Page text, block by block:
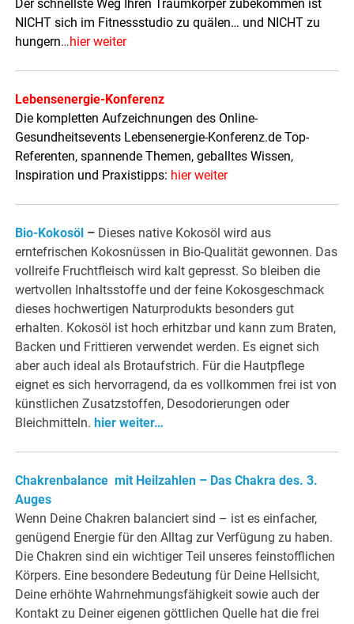
Der schnellste Weg Ihren Traumkörper zubekommen ist
NICHT sich im Fitnessstudio zu quälen… und NICHT zu
hungern…hier weiter
Lebensenergie-Konferenz
Die kompletten Aufzeichnungen des Online-
Gesundheitsevents Lebensenergie-Konferenz.de Top-
Referenten, spannende Themen, geballtes Wissen,
Inspiration und Praxistipps: hier weiter
Bio-Kokosöl – Dieses native Kokosöl wird aus
erntefrischen Kokosnüssen in Bio-Qualität gewonnen. Das
vollreife Fruchtfleisch wird kalt gepresst. So bleiben die
wertvollen Inhaltsstoffe und der feine Kokosgeschmack
dieses hochwertigen Naturprodukts besonders gut
erhalten. Kokosöl ist hoch erhitzbar und kann zum Braten,
Backen und Frittieren verwendet werden. Es eignet sich
aber auch ideal als Brotaufstrich. Für die Hautpflege
eignet es sich hervorragend, da es vollkommen frei ist von
künstlichen Zusatzstoffen, Desodorierungen oder
Bleichmitteln. hier weiter…
Chakrenbalance mit Heilzahlen – Das Chakra des. 3.
Auges
Wenn Deine Chakren balanciert sind – ist es einfacher,
genügend Energie für den Alltag zur Verfügung zu haben.
Die Chakren sind ein wichtiger Teil unseres feinstofflichen
Körpers. Eine besondere Bedeutung für Deine Hellsicht,
Deine erhöhte Wahrnehmungsfähigkeit sowie auch der
Kontakt zu Deiner eigenen göttlichen Quelle hat die frei